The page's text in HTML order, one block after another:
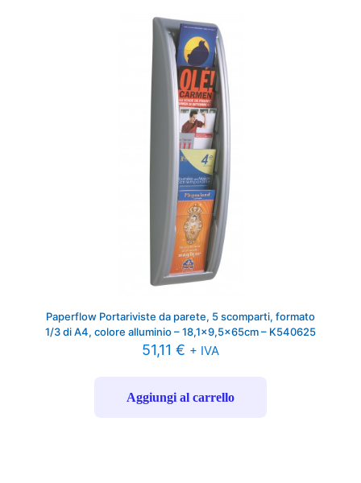
Paperflow Portariviste da parete, 5 scomparti, formato
1/3 di A4, colore alluminio – 18,1×9,5x65cm – K540625
51,11 € + IVA
Aggiungi al carrello